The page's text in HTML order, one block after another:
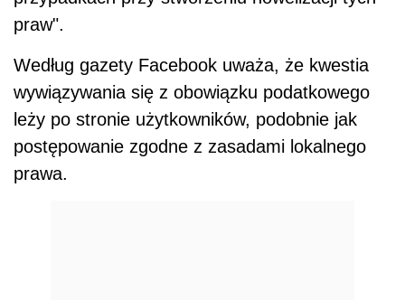
praw".
Według gazety Facebook uważa, że kwestia
wywiązywania się z obowiązku podatkowego
leży po stronie użytkowników, podobnie jak
postępowanie zgodne z zasadami lokalnego
prawa.